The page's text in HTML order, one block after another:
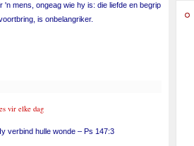
mens, ongeag wie hy is: die liefde en begrip
is onbelangriker.
vir elke dag
verbind hulle wonde – Ps 147:3